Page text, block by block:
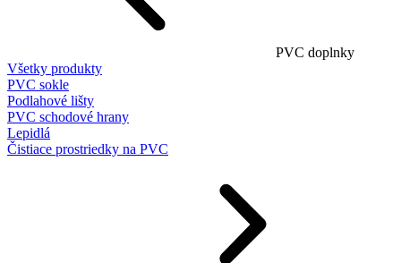
PVC doplnky
Všetky produkty
PVC sokle
Podlahové lišty
PVC schodové hrany
Lepidlá
Čistiace prostriedky na PVC